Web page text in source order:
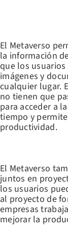
El Metaverso
la información
que los
imágenes y
cualquier lugar.
no tienen que
para acceder a
tiempo y
productividad.
El Metaverso
juntos en
los usuarios
al proyecto de
empresas
mejorar la